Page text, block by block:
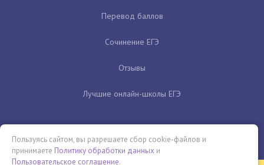
Перевод баллов
Сочинение ЕГЭ
Отзывы
Лучшие онлайн-школы ЕГЭ
Пользуясь сайтом, вы разрешаете сбор cookie-файлов и
принимаете Политику обработки данных и
Пользовательское соглашение.